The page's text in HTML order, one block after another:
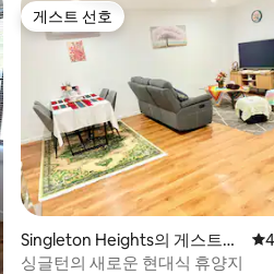
게스트 선호
게스트 선호
Singleton Heights의 게스트용
별채
평
싱글턴의 새로운 현대식 휴양지